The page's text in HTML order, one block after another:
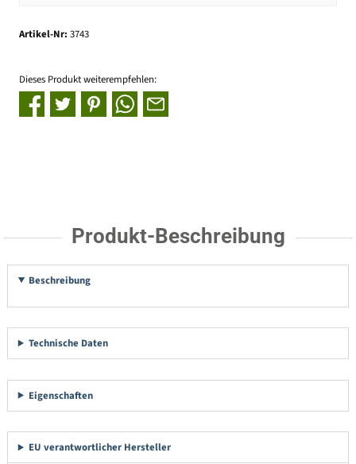
Artikel-Nr: 3743
Dieses Produkt weiterempfehlen:
Produkt-Beschreibung
Beschreibung
Technische Daten
Eigenschaften
EU verantwortlicher Hersteller